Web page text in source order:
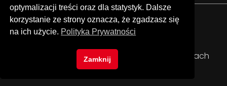
Facebook
Instagram
YouTube
© Uniwersytet Jana Kochanowskiego w Kielcach
Biblioteka Uniwersytecka
optymalizacji treści oraz dla statystyk. Dalsze
korzystanie ze strony oznacza, że zgadzasz się
na ich użycie. Polityka Prywatności
Zamknij